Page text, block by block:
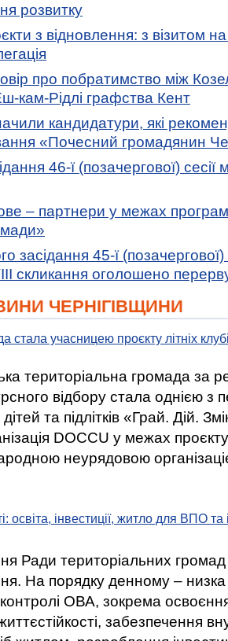
розвитку
з відновлення: з візитом
про побратимство між
кам-Рідлі графства Кент
кандидатури, які
«Почесний громадянин
46-ї (позачергової) сесії
– партнери у межах
засідання 45-ї (позачергової)
скликання оголошено
ЧЕРНІГІВЩИНИ
стала учасницею проєкту літніх
територіальна громада за
відбору стала однією
дітей та підлітків «Грай. Дій.
DOCCU у межах
неурядовою
освіта, інвестиції, житло для ВПО
Ради територіальних громад
На порядку денному –
ОВА, зокрема освоєння
забезпечення